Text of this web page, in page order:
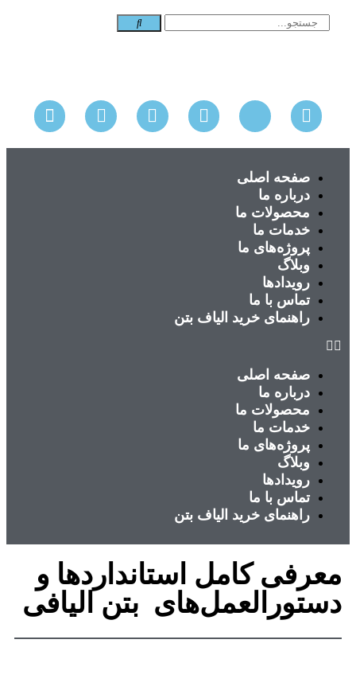
صفحه اصلی
درباره ما
محصولات ما
خدمات ما
پروژه‌های ما
وبلاگ
رویدادها
تماس با ما
راهنمای خرید الیاف بتن
صفحه اصلی
درباره ما
محصولات ما
خدمات ما
پروژه‌های ما
وبلاگ
رویدادها
تماس با ما
راهنمای خرید الیاف بتن
معرفی کامل استانداردها و
دستورالعمل‌های بتن الیافی